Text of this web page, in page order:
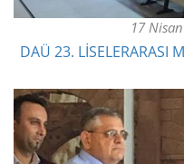
17
DAÜ 23. LİSELERARASI